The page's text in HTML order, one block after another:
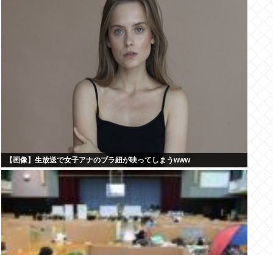
【画像】生放送で女子アナのブラ紐が映ってしまうwww